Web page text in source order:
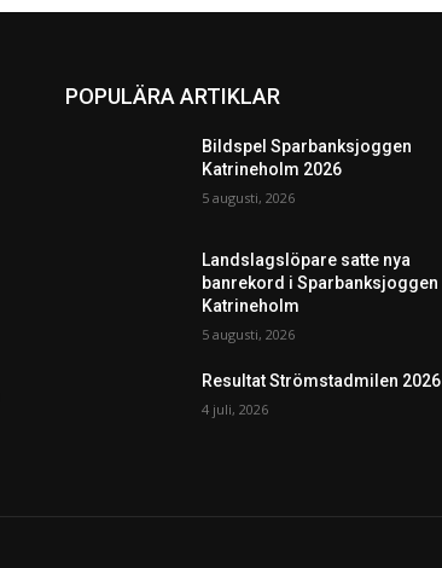
POPULÄRA ARTIKLAR
Bildspel Sparbanksjoggen
Katrineholm 2026
5 augusti, 2026
Landslagslöpare satte nya
banrekord i Sparbanksjoggen
Katrineholm
5 augusti, 2026
Resultat Strömstadmilen 2026
4 juli, 2026